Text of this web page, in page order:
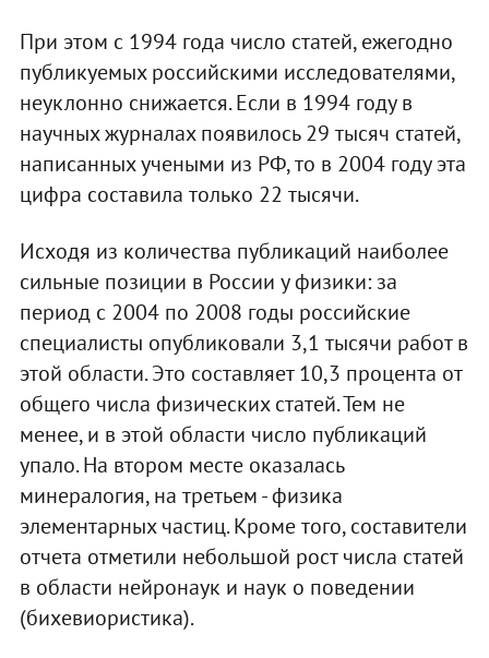
При этом с 1994 года число статей, ежегодно
публикуемых российскими исследователями,
неуклонно снижается. Если в 1994 году в
научных журналах появилось 29 тысяч статей,
написанных учеными из РФ, то в 2004 году эта
цифра составила только 22 тысячи.
Исходя из количества публикаций наиболее
сильные позиции в России у физики: за
период с 2004 по 2008 годы российские
специалисты опубликовали 3,1 тысячи работ в
этой области. Это составляет 10,3 процента от
общего числа физических статей. Тем не
менее, и в этой области число публикаций
упало. На втором месте оказалась
минералогия, на третьем - физика
элементарных частиц. Кроме того, составители
отчета отметили небольшой рост числа статей
в области нейронаук и наук о поведении
(бихевиористика).